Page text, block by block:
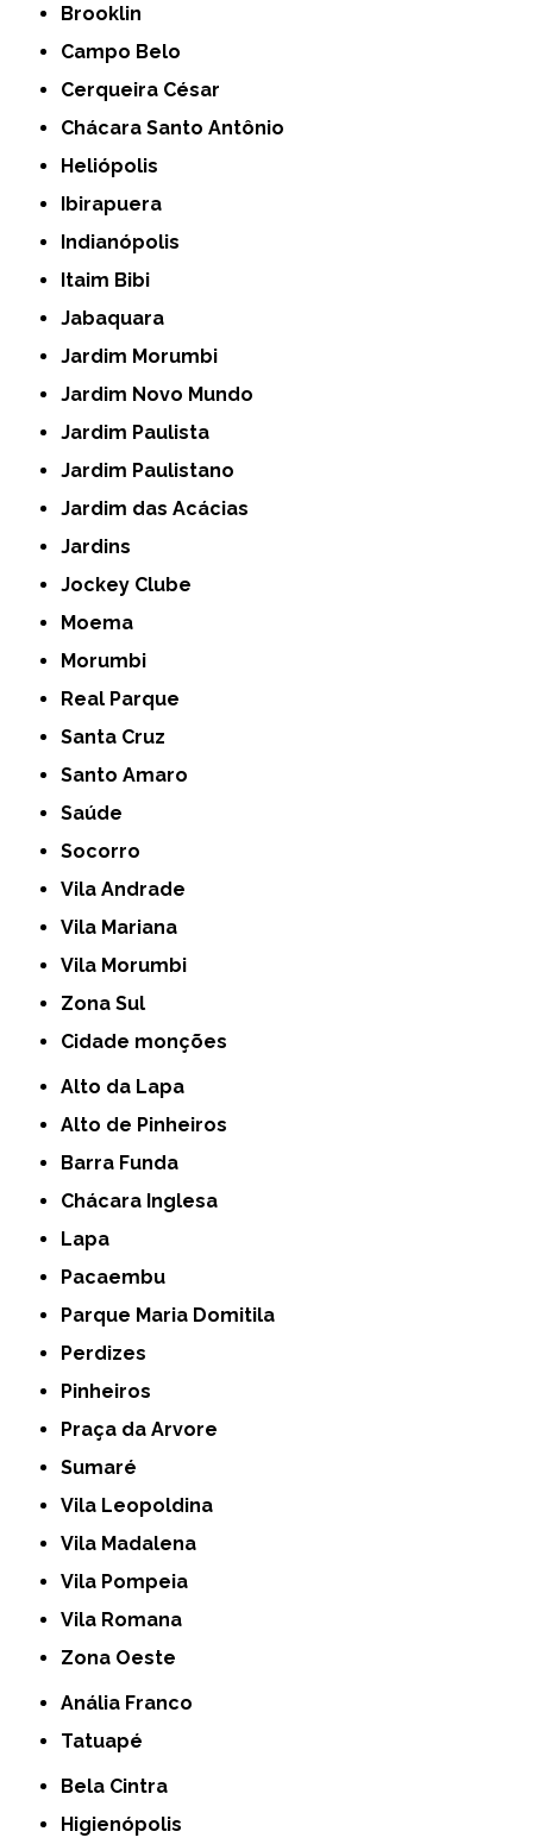
Brooklin
Campo Belo
Cerqueira César
Chácara Santo Antônio
Heliópolis
Ibirapuera
Indianópolis
Itaim Bibi
Jabaquara
Jardim Morumbi
Jardim Novo Mundo
Jardim Paulista
Jardim Paulistano
Jardim das Acácias
Jardins
Jockey Clube
Moema
Morumbi
Real Parque
Santa Cruz
Santo Amaro
Saúde
Socorro
Vila Andrade
Vila Mariana
Vila Morumbi
Zona Sul
cidade monções
Alto da Lapa
Alto de Pinheiros
Barra Funda
Chácara Inglesa
Lapa
Pacaembu
Parque Maria Domitila
Perdizes
Pinheiros
Praça da Arvore
Sumaré
Vila Leopoldina
Vila Madalena
Vila Pompeia
Vila Romana
Zona Oeste
Anália Franco
Tatuapé
Bela Cintra
Higienópolis